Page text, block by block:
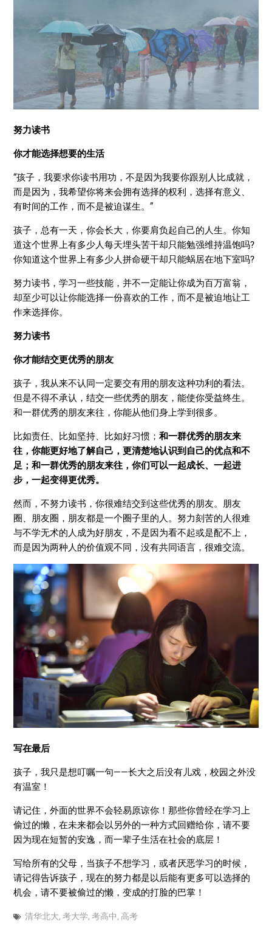
努力读书
你才能选择想要的生活
“孩子，我要求你读书用功，不是因为我要你跟别人比成就，
而是因为，我希望你将来会拥有选择的权利，选择有意义、
有时间的工作，而不是被迫谋生。”
孩子，总有一天，你会长大，你要肩负起自己的人生。你知
道这个世界上有多少人每天埋头苦干却只能勉强维持温饱吗?
你知道这个世界上有多少人拼命硬干却只能蜗居在地下室吗?
努力读书，学习一些技能，并不一定能让你成为百万富翁，
却至少可以让你能选择一份喜欢的工作，而不是被迫地让工
作来选择你。
努力读书
你才能结交更优秀的朋友
孩子，我从来不认同一定要交有用的朋友这种功利的看法。
但是不得不承认，结交一些优秀的朋友，能使你受益终生。
和一群优秀的朋友来往，你能从他们身上学到很多。
比如责任、比如坚持、比如好习惯； 和一群优秀的朋友来
往，你能更好地了解自己，更清楚地认识到自己的优点和不
足；和一群优秀的朋友来往，你们可以一起成长、一起进
步，一起变得更优秀。
然而，不努力读书，你很难结交到这些优秀的朋友。朋友
圈、朋友圈，朋友都是一个圈子里的人。努力刻苦的人很难
与不学无术的人成为好朋友，不是因为看不起或是配不上，
而是因为两种人的价值观不同，没有共同语言，很难交流。
写在最后
孩子，我只是想叮嘱一句——长大之后没有儿戏，校园之外没
有温室！
请记住，外面的世界不会轻易原谅你！那些你曾经在学习上
偷过的懒，在未来都会以另外的一种方式回赠给你，请不要
因为现在短暂的安逸，而一辈子生活在社会的底层！
写给所有的父母，当孩子不想学习，或者厌恶学习的时候，
请记得告诉孩子，现在的努力都是以后能有更多可以选择的
机会，请不要被偷过的懒，变成的打脸的巴掌！
清华北大, 考大学, 考高中, 高考